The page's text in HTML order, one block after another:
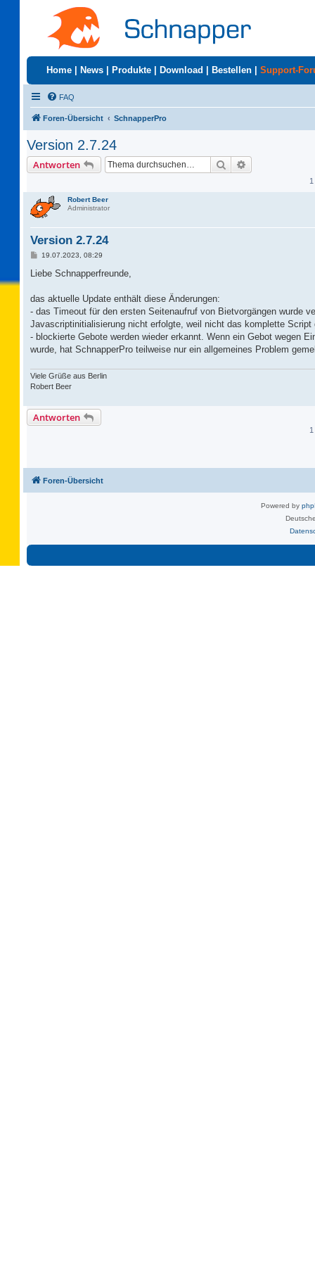
Home News Produkte Download Bestellen Support-
FAQ
Foren-Übersicht SchnapperPro
Version 2.7.24
Antworten Suche
Robert Beer
Administrator
Version 2.7.24
B
i
a
19.07.2023, 08:29
Liebe Schnapperfreunde,
das aktuelle Update enthält diese Änderungen:
- das Timeout für den ersten Seitenaufruf von Bietvorgängen wurde
Javascriptinitialisierung nicht erfolgte, weil nicht das komplette Script
- blockierte Gebote werden wieder erkannt. Wenn ein Gebot wegen
wurde, hat SchnapperPro teilweise nur ein allgemeines Problem
Viele Grüße aus Berlin
Robert Beer
Antworten
Foren-Übersicht
Powered by